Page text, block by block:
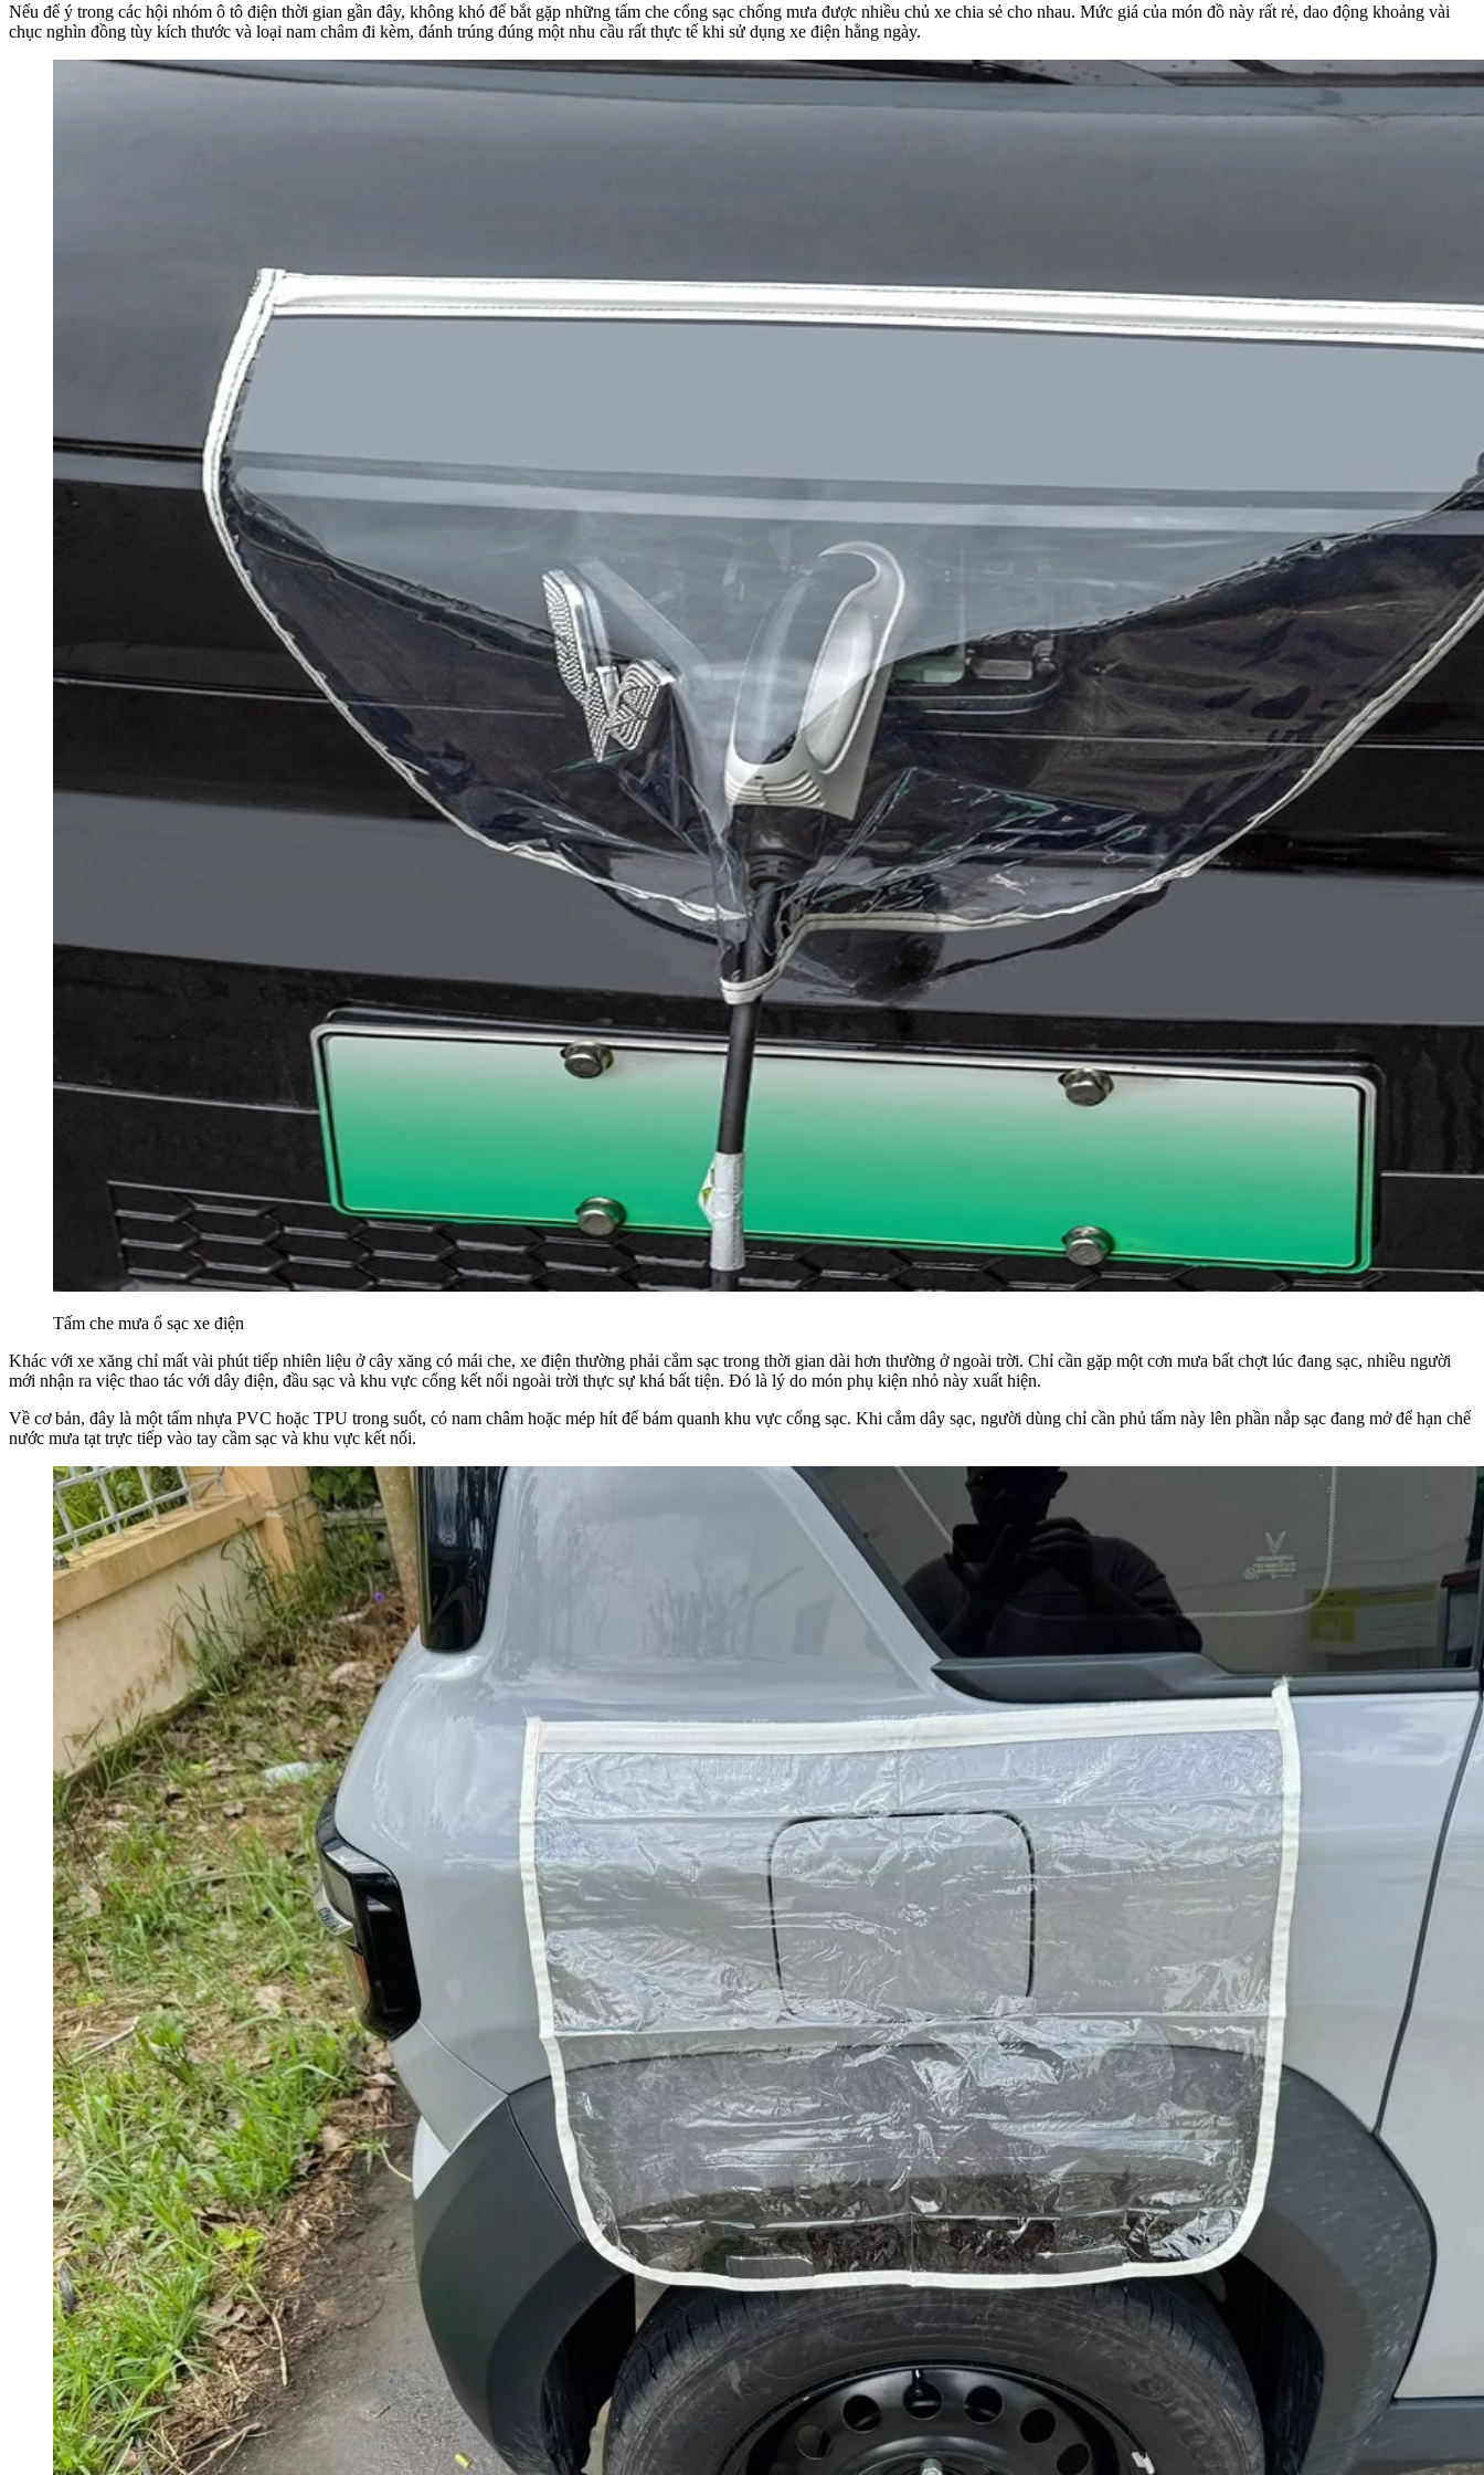
Nếu để ý trong các hội nhóm ô tô điện thời gian gần đây, không khó để bắt gặp những tấm che cổng sạc chống mưa được nhiều chủ xe chia sẻ cho nhau. Mức giá của món đồ này rất rẻ, dao động khoảng vài
chục nghìn đồng tùy kích thước và loại nam châm đi kèm, đánh trúng đúng một nhu cầu rất thực tế khi sử dụng xe điện hằng ngày.
Tấm che mưa ổ sạc xe điện
Khác với xe xăng chỉ mất vài phút tiếp nhiên liệu ở cây xăng có mái che, xe điện thường phải cắm sạc trong thời gian dài hơn thường ở ngoài trời. Chỉ cần gặp một cơn mưa bất chợt lúc đang sạc, nhiều người
mới nhận ra việc thao tác với dây điện, đầu sạc và khu vực cổng kết nối ngoài trời thực sự khá bất tiện. Đó là lý do món phụ kiện nhỏ này xuất hiện.
Về cơ bản, đây là một tấm nhựa PVC hoặc TPU trong suốt, có nam châm hoặc mép hít để bám quanh khu vực cổng sạc. Khi cắm dây sạc, người dùng chỉ cần phủ tấm này lên phần nắp sạc đang mở để hạn chế
nước mưa tạt trực tiếp vào tay cầm sạc và khu vực kết nối.